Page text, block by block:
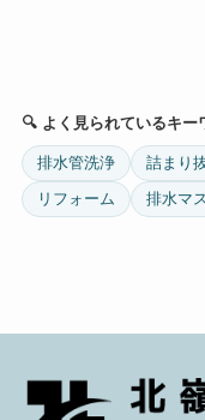
🔍 よく見られているキー
排水管洗浄 詰まり
リフォーム
排水マ